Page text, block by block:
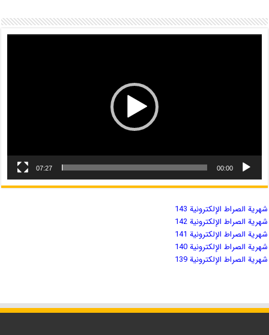
00:00
07:27
شهریة الصراط الإلكترونية 143
شهریة الصراط الإلكترونية 142
شهریة الصراط الإلكترونية 141
شهریة الصراط الإلكترونية 140
شهریة الصراط الإلكترونية 139